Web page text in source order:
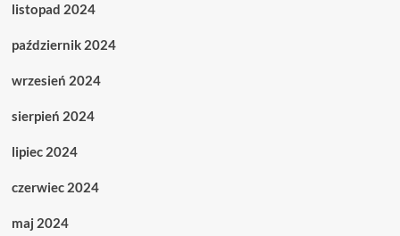
listopad 2024
październik 2024
wrzesień 2024
sierpień 2024
lipiec 2024
czerwiec 2024
maj 2024